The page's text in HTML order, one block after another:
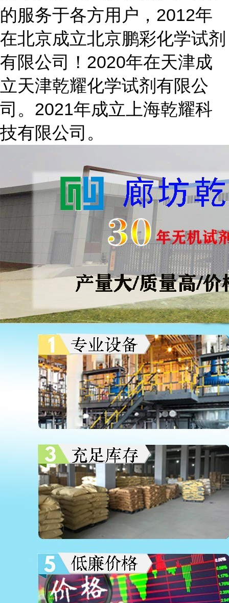
的服务于各方用户，2012年
在北京成立北京鹏彩化学试剂
有限公司！2020年在天津成
立天津乾耀化学试剂有限公
司。2021年成立上海乾耀科
技有限公司。